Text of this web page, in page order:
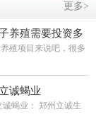
更多>
养殖需要投资多
殖项目来说吧，很多
诚蝎业
蝎业： 郑州立诚生